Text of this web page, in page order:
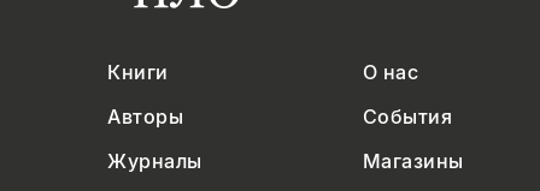
Книги
О нас
Авторы
События
Журналы
Магазины